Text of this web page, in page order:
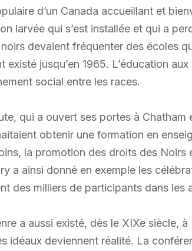
d’un Canada accueillant et
larvée qui s’est installée et qui a
devaient fréquenter des écoles
existé jusqu’en 1965. L’éducation
social entre les races.
qui a ouvert ses portes à
obtenir une formation en
la promotion des droits des Noirs
a ainsi donné en exemple les
des milliers de participants dans les
a aussi existé, dès le XIXe siècle,
idéaux deviennent réalité. La